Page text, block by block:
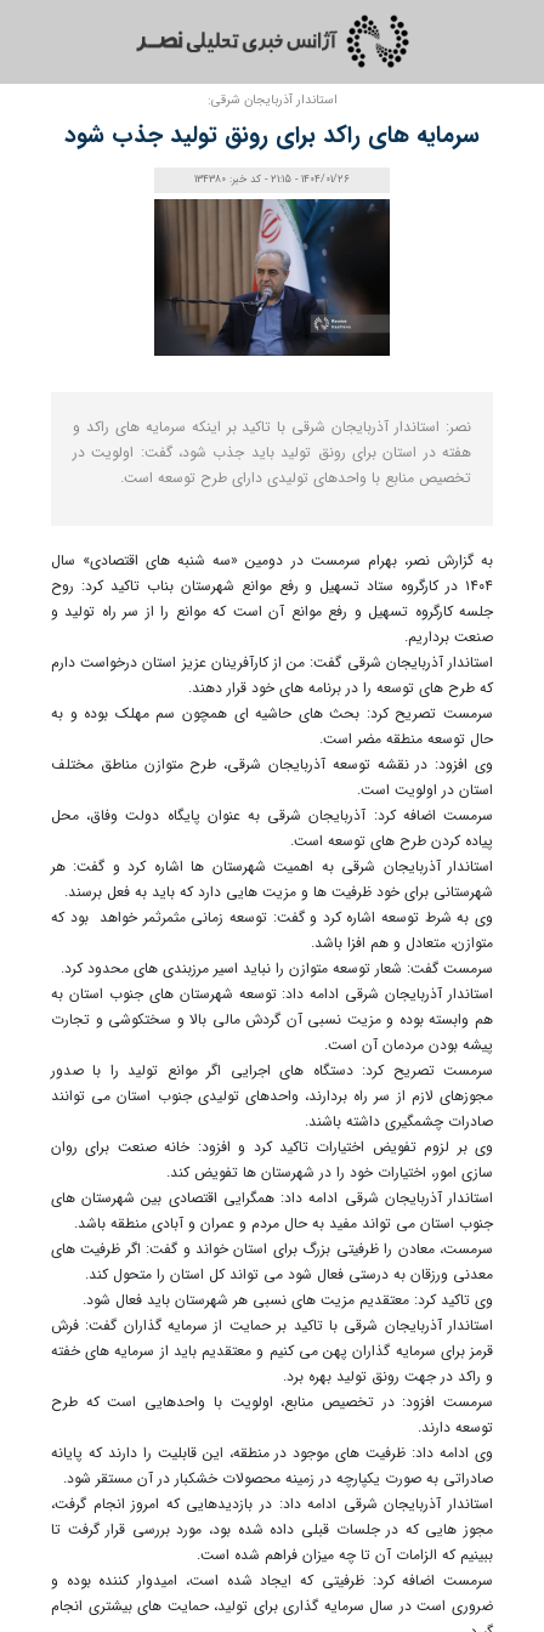
استاندار آذربایجان شرقی:
سرمایه های راکد برای رونق تولید جذب شود
1404/01/26 - 21:15 - کد خبر: 134380
نصر: استاندار آذربایجان شرقی با تاکید بر اینکه سرمایه های راکد و
هفته در استان برای رونق تولید باید جذب شود، گفت: اولویت در
تخصیص منابع با واحد‌های تولیدی دارای طرح توسعه است.
به گزارش نصر، بهرام سرمست در دومین «سه شنبه های اقتصادی» سال
۱۴۰۴ در کارگروه ستاد تسهیل و رفع موانع شهرستان بناب تاکید کرد: روح
جلسه کارگروه تسهیل و رفع موانع آن است که موانع را از سر راه تولید و
صنعت برداریم.
استاندار آذربایجان شرقی گفت: من از کارآفرینان عزیز استان درخواست دارم
که طرح های توسعه را در برنامه های خود قرار دهند.
سرمست تصریح کرد: بحث های حاشیه ای همچون سم مهلک بوده و به
حال توسعه منطقه مضر است.
وی افزود: در نقشه توسعه آذربایجان شرقی، طرح متوازن مناطق مختلف
استان در اولویت است.
سرمست اضافه کرد: آذربایجان شرقی به عنوان پایگاه دولت وفاق، محل
پیاده کردن طرح های توسعه است.
استاندار آذربایجان شرقی به اهمیت شهرستان ها اشاره کرد و گفت: هر
شهرستانی برای خود ظرفیت ها و مزیت هایی دارد که باید به فعل برسند.
وی به شرط توسعه اشاره کرد و گفت: توسعه زمانی مثمرثمر خواهد بود که
متوازن، متعادل و هم افزا باشد.
سرمست گفت: شعار توسعه متوازن را نباید اسیر مرزبندی های محدود کرد.
استاندار آذربایجان شرقی ادامه داد: توسعه شهرستان های جنوب استان به
هم وابسته بوده و مزیت نسبی آن گردش مالی بالا و سختکوشی و تجارت
پیشه بودن مردمان آن است.
سرمست تصریح کرد: دستگاه های اجرایی اگر موانع تولید را با صدور
مجوزهای لازم از سر راه بردارند، واحد‌های تولیدی جنوب استان می توانند
صادرات چشمگیری داشته باشند.
وی بر لزوم تفویض اختیارات تاکید کرد و افزود: خانه صنعت برای روان
سازی امور، اختیارات خود را در شهرستان ها تفویض کند.
استاندار آذربایجان شرقی ادامه داد: همگرایی اقتصادی بین شهرستان های
جنوب استان می تواند مفید به حال مردم و عمران و آبادی منطقه باشد.
سرمست، معادن را ظرفیتی بزرگ برای استان خواند و گفت: اگر ظرفیت های
معدنی ورزقان به درستی فعال شود می تواند کل استان را متحول کند.
وی تاکید کرد: معتقدیم مزیت های نسبی هر شهرستان باید فعال شود.
استاندار آذربایجان شرقی با تاکید بر حمایت از سرمایه گذاران گفت: فرش
قرمز برای سرمایه گذاران پهن می کنیم و معتقدیم باید از سرمایه های خفته
و راکد در جهت رونق تولید بهره برد.
سرمست افزود: در تخصیص منابع، اولویت با واحدهایی است که طرح
توسعه دارند.
وی ادامه داد: ظرفیت های موجود در منطقه، این قابلیت را دارند که پایانه
صادراتی به صورت یکپارچه در زمینه محصولات خشکبار در آن مستقر شود.
استاندار آذربایجان شرقی ادامه داد: در بازدیدهایی که امروز انجام گرفت،
مجوز هایی که در جلسات قبلی داده شده بود، مورد بررسی قرار گرفت تا
ببینیم که الزامات آن تا چه میزان فراهم شده است.
سرمست اضافه کرد: ظرفیتی که ایجاد شده است، امیدوار کننده بوده و
ضروری است در سال سرمایه گذاری برای تولید، حمایت های بیشتری انجام